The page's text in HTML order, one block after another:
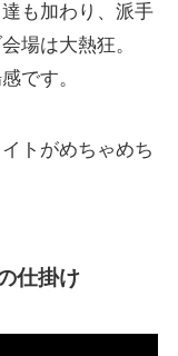
も加わり、派手
場は大熱狂。
です。
トがめちゃめち
仕掛け